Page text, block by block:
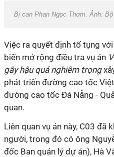
Bị can Phan Ngọc Thơm. Ảnh: Bộ
Việc ra quyết định tố tụng
biến mở rộng điều tra vụ án
gây hậu quả nghiêm trọng
phát triển đường cao tốc
đường cao tốc Đà Nẵng -
quan.
Liên quan vụ án này, C03 đã
người, trong đó có ông
đốc Ban quản lý dự án), Hà